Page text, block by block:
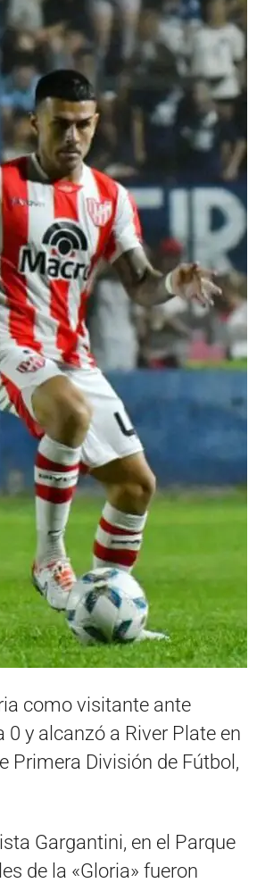
como visitante ante
y alcanzó a River Plate en
Primera División de Fútbol,
Gargantini, en el Parque
de la «Gloria» fueron